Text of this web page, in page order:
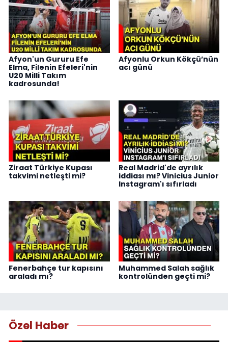
Afyon'un Gururu Efe
Elma, Filenin Efeleri'nin
U20 Milli Takım
kadrosunda!
Afyonlu Orkun Kökçü’nün
acı günü
Ziraat Türkiye Kupası
takvimi netleşti mi?
Real Madrid'de ayrılık
iddiası mı? Vinicius Junior
Instagram'ı sıfırladı
Fenerbahçe tur kapısını
araladı mı?
Muhammed Salah sağlık
kontrolünden geçti mi?
Özel Haber